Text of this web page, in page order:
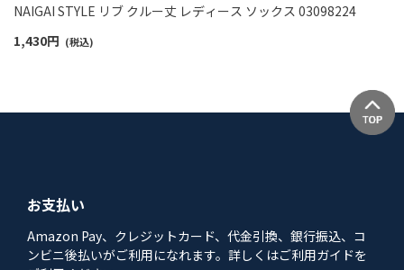
NAIGAI STYLE リブ クルー丈 レディース ソックス 03098224
1,430円 (税込)
お支払い
Amazon Pay、クレジットカード、代金引換、銀行振込、コ
ンビニ後払いがご利用になれます。詳しくはご利用ガイドを